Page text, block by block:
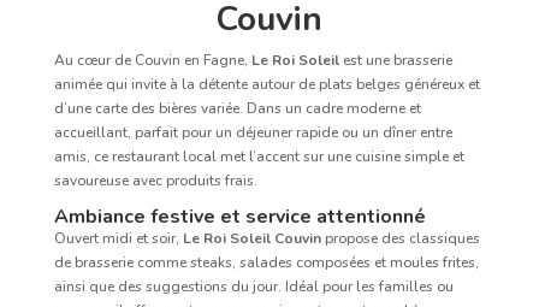
Couvin
Au cœur de Couvin en Fagne, Le Roi Soleilest une brasserie
animée qui invite à la détente autour de plats belges généreux et
d’une carte des bières variée. Dans un cadre moderne et
accueillant, parfait pour un déjeuner rapide ou un dîner entre
amis, ce restaurant local met l’accent sur une cuisine simple et
savoureuse avec produits frais.
Ambiance festive et service attentionné
Ouvert midi et soir, Le Roi Soleil Couvinpropose des classiques
de brasserie comme steaks, salades composées et moules frites,
ainsi que des suggestions du jour. Idéal pour les familles ou